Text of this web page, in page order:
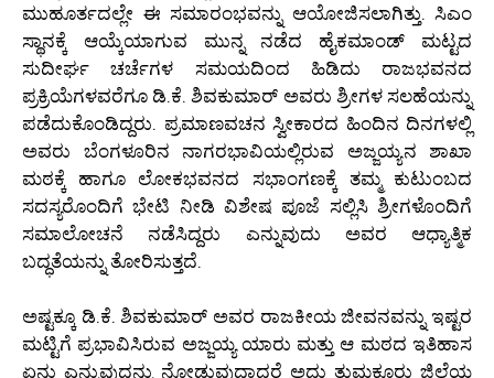
ಮುಹೂರ್ತದಲ್ಲೇ ಈ ಸಮಾರಂಭವನ್ನು ಆಯೋಜಿಸಲಾಗಿತ್ತು. ಸಿಎಂ
ಸ್ಥಾನಕ್ಕೆ ಆಯ್ಕೆಯಾಗುವ ಮುನ್ನ ನಡೆದ ಹೈಕಮಾಂಡ್ ಮಟ್ಟದ
ಸುದೀರ್ಘ ಚರ್ಚೆಗಳ ಸಮಯದಿಂದ ಹಿಡಿದು ರಾಜಭವನದ
ಪ್ರಕ್ರಿಯೆಗಳವರೆಗೂ ಡಿ.ಕೆ. ಶಿವಕುಮಾರ್ ಅವರು ಶ್ರೀಗಳ ಸಲಹೆಯನ್ನು
ಪಡೆದುಕೊಂಡಿದ್ದರು. ಪ್ರಮಾಣವಚನ ಸ್ವೀಕಾರದ ಹಿಂದಿನ ದಿನಗಳಲ್ಲಿ
ಅವರು ಬೆಂಗಳೂರಿನ ನಾಗರಭಾವಿಯಲ್ಲಿರುವ ಅಜ್ಜಯ್ಯನ ಶಾಖಾ
ಮಠಕ್ಕೆ ಹಾಗೂ ಲೋಕಭವನದ ಸಭಾಂಗಣಕ್ಕೆ ತಮ್ಮ ಕುಟುಂಬದ
ಸದಸ್ಯರೊಂದಿಗೆ ಭೇಟಿ ನೀಡಿ ವಿಶೇಷ ಪೂಜೆ ಸಲ್ಲಿಸಿ ಶ್ರೀಗಳೊಂದಿಗೆ
ಸಮಾಲೋಚನೆ ನಡೆಸಿದ್ದರು ಎನ್ನುವುದು ಅವರ ಆಧ್ಯಾತ್ಮಿಕ
ಬದ್ಧತೆಯನ್ನು ತೋರಿಸುತ್ತದೆ.
ಅಷ್ಟಕ್ಕೂ ಡಿ.ಕೆ. ಶಿವಕುಮಾರ್ ಅವರ ರಾಜಕೀಯ ಜೀವನವನ್ನು ಇಷ್ಟರ
ಮಟ್ಟಿಗೆ ಪ್ರಭಾವಿಸಿರುವ ಅಜ್ಜಯ್ಯ ಯಾರು ಮತ್ತು ಆ ಮಠದ ಇತಿಹಾಸ
ಏನು ಎನ್ನುವುದನ್ನು ನೋಡುವುದಾದರೆ ಅದು ತುಮಕೂರು ಜಿಲ್ಲೆಯ